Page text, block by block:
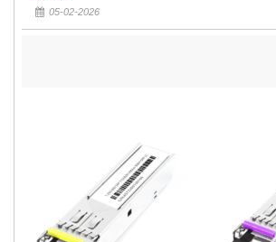
05-02-2026